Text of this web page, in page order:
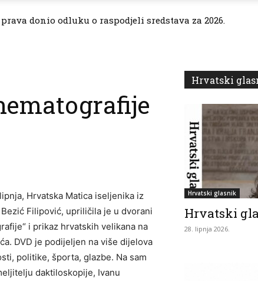
donio odluku o raspodjeli sredstava za 2026.
Hrvatska Matica iseljenika iz
Filipović, upriličila je u dvorani
i prikaz hrvatskih velikana na
DVD je podijeljen na više dijelova
politike, športa, glazbe. Na sam
daktiloskopije, Ivanu
Hrvatski
Hrvatski glasnik
Hrvatski
28. lipnja 2026.